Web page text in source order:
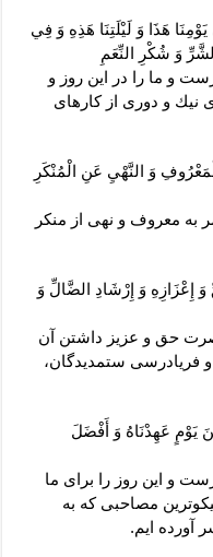
هَذَا وَ لَيْلَتِنَا هَذِهِ وَ فِي
وَ شُكْرِ النِّعَمِ‏
و ما را در اين روز و
نيك و دورى از كارهاى
وَ النَّهْيِ عَنِ الْمُنْكَرِ
به معروف و نهى از منكر
إِعْزَازِهِ وَ إِرْشَادِ الضَّالِّ وَ
حق و عزيز داشتن آن
و فريادرسى ستمديدگان،
يَوْمٍ عَهِدْنَاهُ وَ أَفْضَلَ
و اين روز را براى ما
مصاحبى كه به
آورده ‏ايم.